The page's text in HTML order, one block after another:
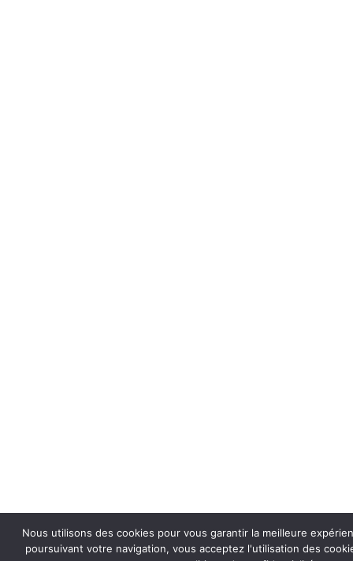
Nous utilisons des cookies pour vous garantir la meilleure
poursuivant votre navigation, vous acceptez l'utilisation des